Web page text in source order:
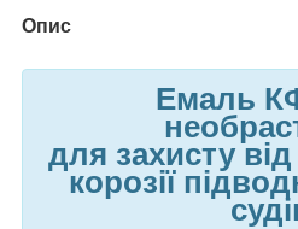
Опис
Емаль
для захисту
корозії